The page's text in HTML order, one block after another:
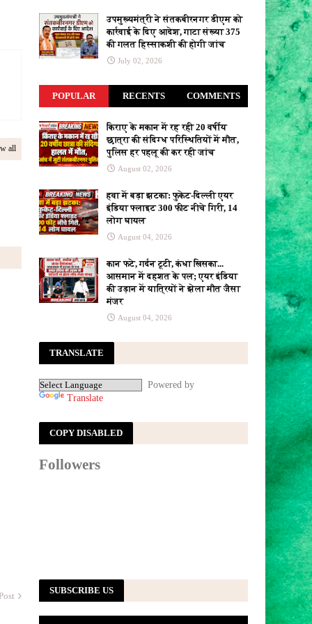
all
उपमुख्यमंत्री ने संतकबीरनगर डीएम को
कार्रवाई के दिए आदेश, गाटा संख्या 375
की गलत हिस्साकशी की होगी जांच
July 02, 2026
POPULAR RECENTS COMMENTS
किराए के मकान में रह रही 20 वर्षीय
छात्रा की संदिग्ध परिस्थितियों में मौत,
पुलिस हर पहलू की कर रही जांच
August 02, 2026
हवा में बड़ा झटका: फुकेट-दिल्ली एयर
इंडिया फ्लाइट 300 फीट नीचे गिरी, 14
लोग घायल
August 04, 2026
कान फटे, गर्दन टूटी, कंधा खिसका...
आसमान में दहशत के पल; एयर इंडिया
की उड़ान में यात्रियों ने झेला मौत जैसा
मंजर
August 04, 2026
TRANSLATE
Powered by
Translate
COPY DISABLED
Followers
SUBSCRIBE US